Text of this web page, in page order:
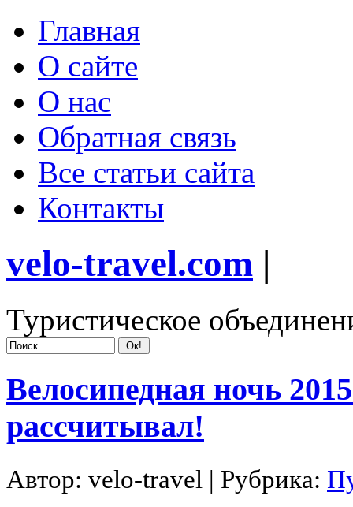
Главная
О сайте
О нас
Обратная связь
Все статьи сайта
Контакты
velo-travel.com |
Туристическое
Велосипедная ночь
рассчитывал!
Автор: velo-travel | Рубрика: